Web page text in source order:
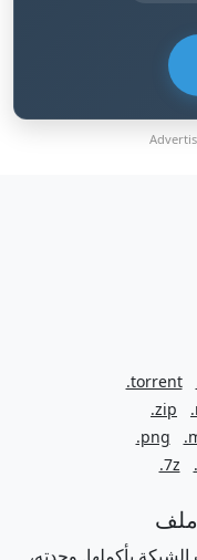
.torrent
.zip
.png
.7z